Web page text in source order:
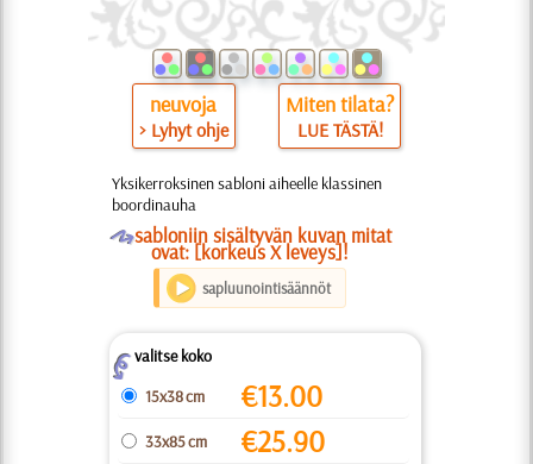
neuvoja
> Lyhyt ohje
Miten tilata?
LUE TÄSTÄ!
Yksikerroksinen sabloni aiheelle klassinen
boordinauha
Osabloniin sisältyvän kuvan mitat
ovat: [korkeus X leveys]!
sapluunointisäännöt
Zvalitse koko
15x38 cm
€13.00
33x85 cm €25.90